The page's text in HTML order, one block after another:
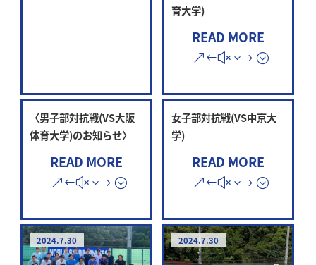
育大学)
READ MORE
〈男子部対抗戦(VS大阪
体育大学)のお知らせ〉
READ MORE
女子部対抗戦(VS中京大
学)
READ MORE
2024.7.30 2024.7.30